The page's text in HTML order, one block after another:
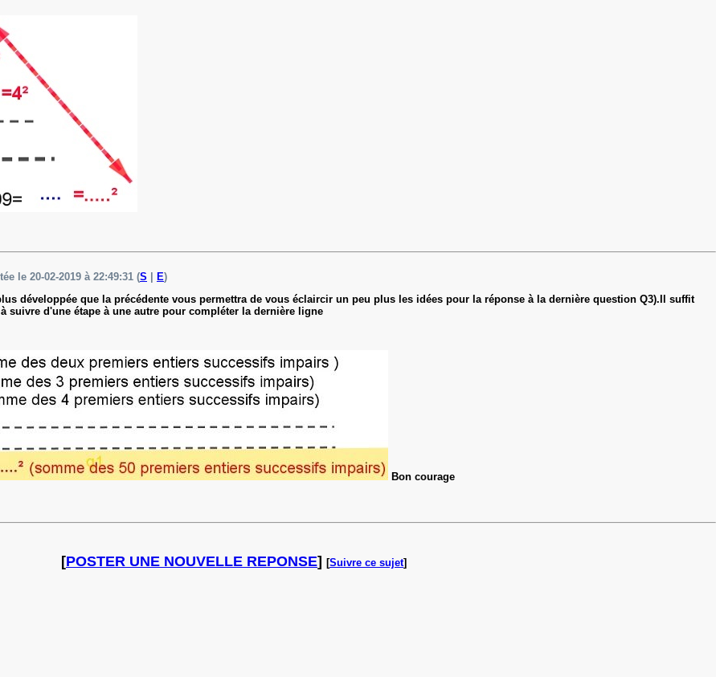
le 20-02-2019 à 22:49:31 (S E)
développée que la précédente vous permettra de vous éclaircir un peu plus les idées pour la réponse à la dernière question Q3).Il suffit
suivre d'une étape à une autre pour compléter la dernière ligne
Bon courage
[POSTER UNE NOUVELLE REPONSE] [Suivre ce sujet]